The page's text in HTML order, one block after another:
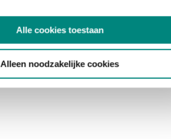
Alle cookies toestaan
Alleen noodzakelijke cookies